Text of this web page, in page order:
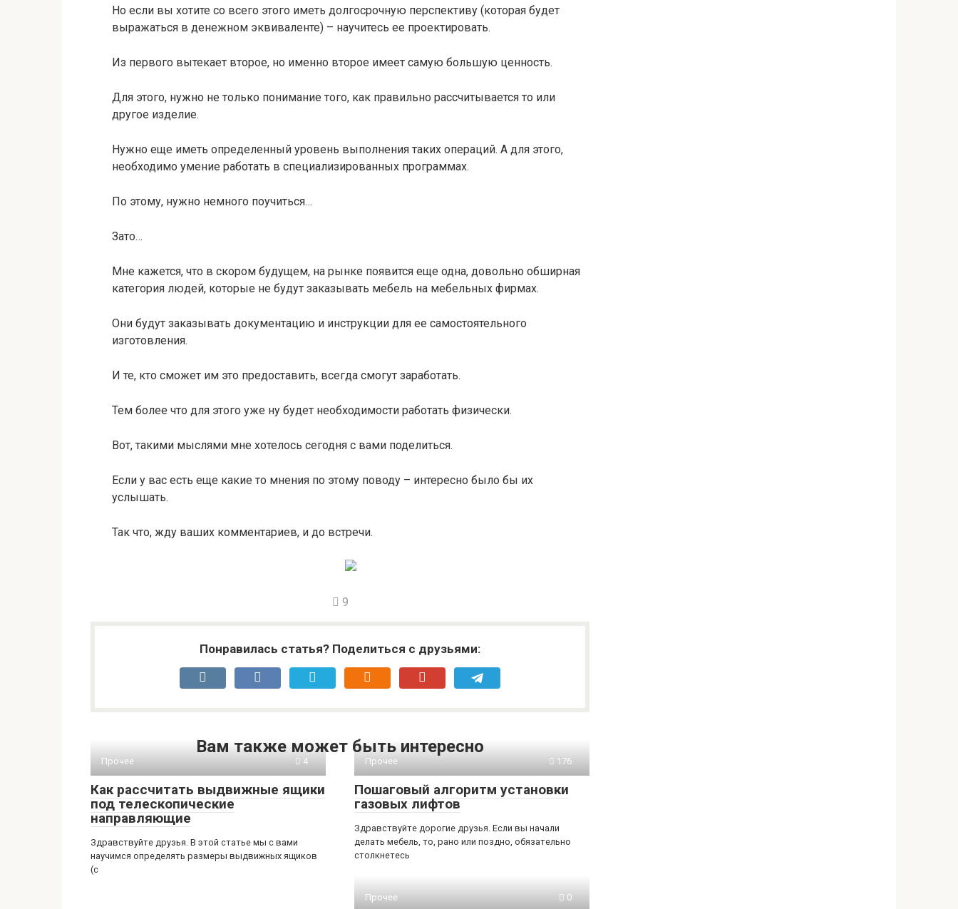
Но если вы хотите со всего этого иметь долгосрочную перспективу (которая будет
выражаться в денежном эквиваленте) – научитесь ее проектировать.
Из первого вытекает второе, но именно второе имеет самую большую ценность.
Для этого, нужно не только понимание того, как правильно рассчитывается то или
другое изделие.
Нужно еще иметь определенный уровень выполнения таких операций. А для этого,
необходимо умение работать в специализированных программах.
По этому, нужно немного поучиться…
Зато…
Мне кажется, что в скором будущем, на рынке появится еще одна, довольно обширная
категория людей, которые не будут заказывать мебель на мебельных фирмах.
Они будут заказывать документацию и инструкции для ее самостоятельного
изготовления.
И те, кто сможет им это предоставить, всегда смогут заработать.
Тем более что для этого уже ну будет необходимости работать физически.
Вот, такими мыслями мне хотелось сегодня с вами поделиться.
Если у вас есть еще какие то мнения по этому поводу – интересно было бы их
услышать.
Так что, жду ваших комментариев, и до встречи.
9
Понравилась статья? Поделиться с друзьями:
Вам также может быть интересно
Прочее 4
Как рассчитать выдвижные ящики
под телескопические
направляющие
Здравствуйте друзья. В этой статье мы с вами
научимся определять размеры выдвижных ящиков
(с
Прочее 176
Пошаговый алгоритм установки
газовых лифтов
Здравствуйте дорогие друзья. Если вы начали
делать мебель, то, рано или поздно, обязательно
столкнетесь
Прочее 0